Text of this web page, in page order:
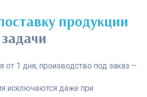
продукции
от 1 дня, производство под заказ –
исключаются даже при